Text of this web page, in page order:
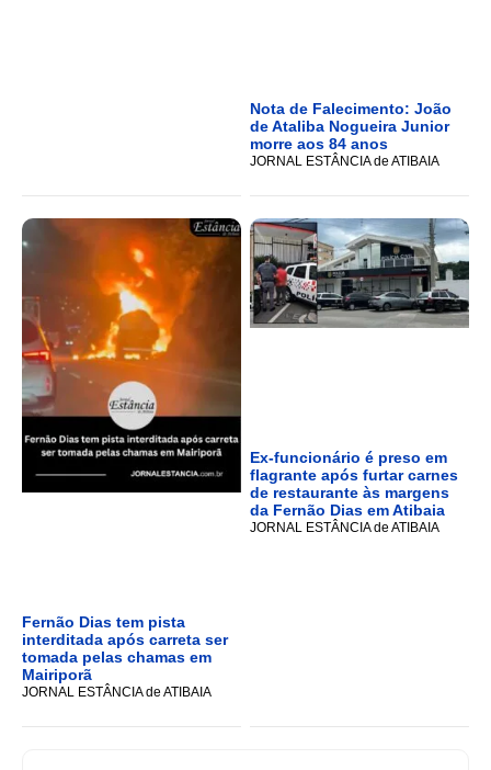
Nota de Falecimento: João
de Ataliba Nogueira Junior
morre aos 84 anos
JORNAL ESTÂNCIA de ATIBAIA
Fernão Dias tem pista
interditada após carreta ser
tomada pelas chamas em
Mairiporã
JORNAL ESTÂNCIA de ATIBAIA
Ex-funcionário é preso em
flagrante após furtar carnes
de restaurante às margens
da Fernão Dias em Atibaia
JORNAL ESTÂNCIA de ATIBAIA